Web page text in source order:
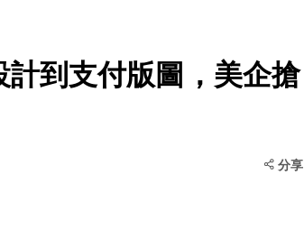
到支付版圖，美企搶
分享